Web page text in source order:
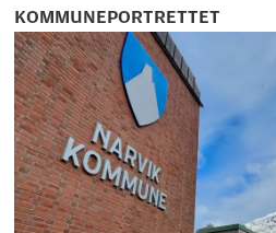
KOMMUNEPORTRETTET